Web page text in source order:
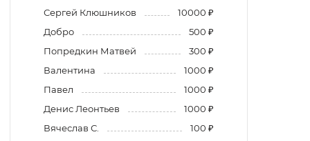
Сергей Клюшников
10000 ₽
Добро
500 ₽
Попредкин Матвей
300 ₽
Валентина
1000 ₽
Павел
1000 ₽
Денис Леонтьев
1000 ₽
Вячеслав С.
100 ₽